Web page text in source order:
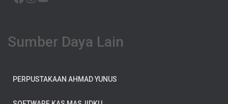
Sumber Daya Lain
PERPUSTAKAAN AHMAD YUNUS